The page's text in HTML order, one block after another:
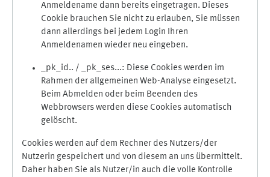
Anmeldename dann bereits eingetragen. Dieses
Cookie brauchen Sie nicht zu erlauben, Sie müssen
dann allerdings bei jedem Login Ihren
Anmeldenamen wieder neu eingeben.
_pk_id.. / _pk_ses...: Diese Cookies werden im
Rahmen der allgemeinen Web-Analyse eingesetzt.
Beim Abmelden oder beim Beenden des
Webbrowsers werden diese Cookies automatisch
gelöscht.
Cookies werden auf dem Rechner des Nutzers/der
Nutzerin gespeichert und von diesem an uns übermittelt.
Daher haben Sie als Nutzer/in auch die volle Kontrolle